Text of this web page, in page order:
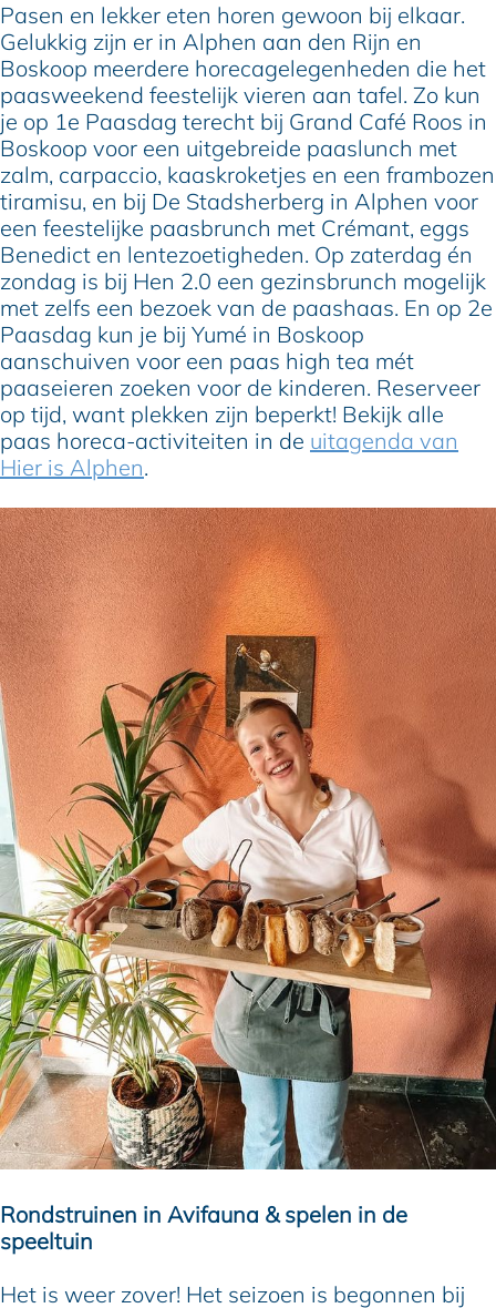
Pasen en lekker eten horen gewoon bij elkaar.
Gelukkig zijn er in Alphen aan den Rijn en
Boskoop meerdere horecagelegenheden die het
paasweekend feestelijk vieren aan tafel. Zo kun
je op 1e Paasdag terecht bij Grand Café Roos in
Boskoop voor een uitgebreide paaslunch met
zalm, carpaccio, kaaskroketjes en een frambozen
tiramisu, en bij De Stadsherberg in Alphen voor
een feestelijke paasbrunch met Crémant, eggs
Benedict en lentezoetigheden. Op zaterdag én
zondag is bij Hen 2.0 een gezinsbrunch mogelijk
met zelfs een bezoek van de paashaas. En op 2e
Paasdag kun je bij Yumé in Boskoop
aanschuiven voor een paas high tea mét
paaseieren zoeken voor de kinderen. Reserveer
op tijd, want plekken zijn beperkt! Bekijk alle
paas horeca-activiteiten in de uitagenda van
Hier is Alphen.
Rondstruinen in Avifauna & spelen in de
speeltuin
Het is weer zover! Het seizoen is begonnen bij